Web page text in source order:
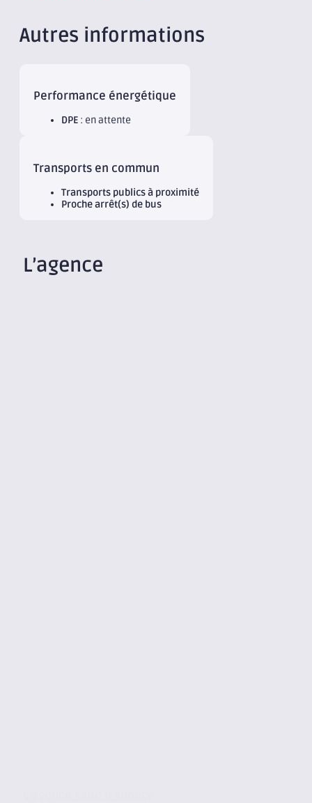
Autres informations
Performance énergétique
DPE : en attente
Transports en commun
Transports publics à proximité
Proche arrêt(s) de bus
L’agence